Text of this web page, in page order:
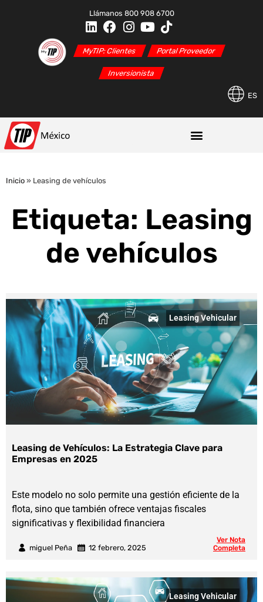
Llámanos 800 908 6700
MyTIP: Clientes Portal Proveedor
Inversionista
ES
Inicio » Leasing de vehículos
Etiqueta: Leasing
de vehículos
Leasing de Vehículos: La Estrategia Clave para
Empresas en 2025
miguel Peña 12 febrero, 2025
Leasing Vehicular
Este modelo no solo permite una gestión eficiente de la
flota, sino que también ofrece ventajas fiscales
significativas y flexibilidad financiera
Ver Nota
Completa
Leasing Vehicular